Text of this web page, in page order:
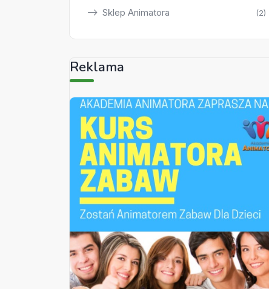
Sklep Animatora (2)
Reklama